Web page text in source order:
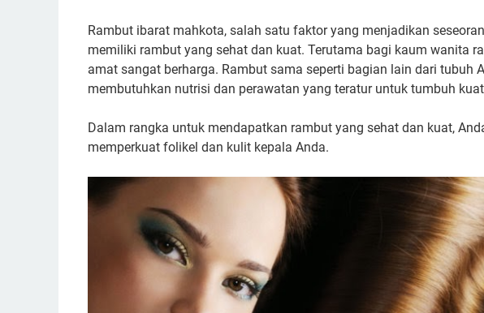
Rambut ibarat mahkota, salah satu faktor yang menjadikan
memiliki rambut yang sehat dan kuat. Terutama bagi kaum wanita
amat sangat berharga. Rambut sama seperti bagian lain dari tubuh
membutuhkan nutrisi dan perawatan yang teratur untuk tumbuh
Dalam rangka untuk mendapatkan rambut yang sehat dan kuat,
memperkuat folikel dan kulit kepala Anda.